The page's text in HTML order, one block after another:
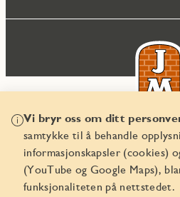
Vi bryr oss om ditt
samtykke til å behandle
informasjonskapsler (cookies)
(YouTube og Google Maps),
funksjonaliteten på nettstedet.
© JM Norge